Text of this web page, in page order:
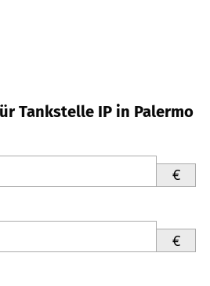
Tankstelle IP in Palermo
€
€